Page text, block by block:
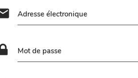
Adresse électronique
Mot de passe